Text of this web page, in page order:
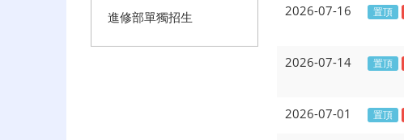
進修部單獨招生
2026-07-16 置頂
2026-07-14 置頂
2026-07-01 置頂